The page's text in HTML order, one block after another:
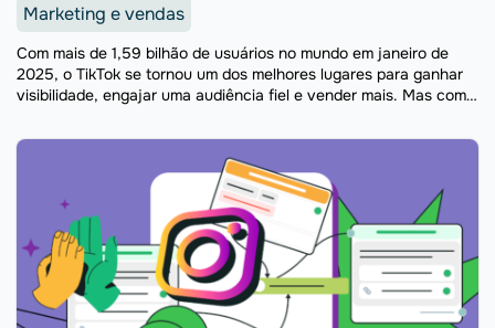
Marketing e vendas
Com mais de 1,59 bilhão de usuários no mundo em janeiro de
2025, o TikTok se tornou um dos melhores lugares para ganhar
visibilidade, engajar uma audiência fiel e vender mais. Mas com